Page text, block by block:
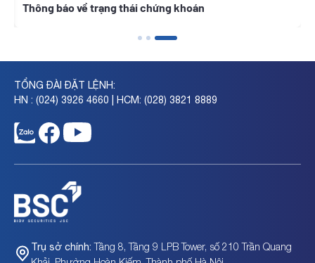
Thông báo về trạng thái chứng khoán
TỔNG ĐÀI ĐẶT LỆNH:
HN : (024) 3926 4660 | HCM: (028) 3821 8889
Trụ sở chính: Tầng 8, Tầng 9 LPB Tower, số 210 Trần Quang